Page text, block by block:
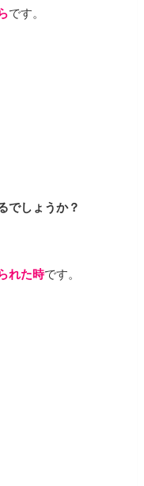
です。
でしょうか？
れた時です。